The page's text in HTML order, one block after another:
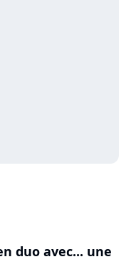
duo avec... une